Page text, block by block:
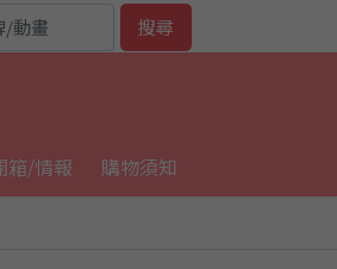
搜尋
箱/情報 購物須知